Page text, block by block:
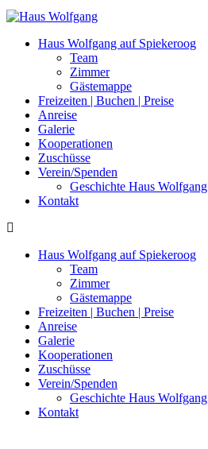
Haus Wolfgang auf Spiekeroog
Team
Zimmer
Gästemappe
Freizeiten | Buchen | Preise
Anreise
Galerie
Kooperationen
Zuschüsse
Verein/Spenden
Geschichte Haus Wolfgang
Kontakt
Haus Wolfgang auf Spiekeroog
Team
Zimmer
Gästemappe
Freizeiten | Buchen | Preise
Anreise
Galerie
Kooperationen
Zuschüsse
Verein/Spenden
Geschichte Haus Wolfgang
Kontakt